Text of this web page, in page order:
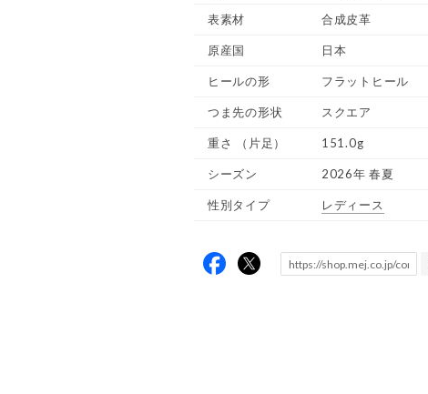
表素材 合成皮革
原産国 日本
ヒールの形 フラットヒール
つま先の形状 スクエア
重さ （片足） 151.0g
シーズン 2026年 春夏
性別タイプ レディース